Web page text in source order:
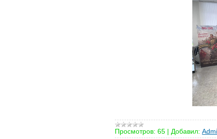
Просмотров: 65 | Добавил: